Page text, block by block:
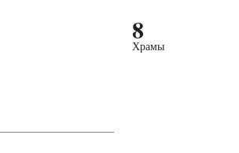
8
Храмы